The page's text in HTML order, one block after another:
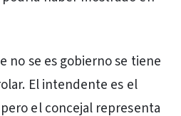
no se es gobierno se tiene
El intendente es el
el concejal representa